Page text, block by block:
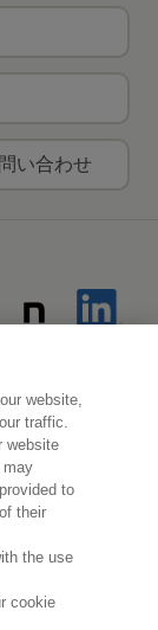
い合わせ
について
ーション
家情報
採用情報
website,
traffic.
website
may
to
their
the use
cookie